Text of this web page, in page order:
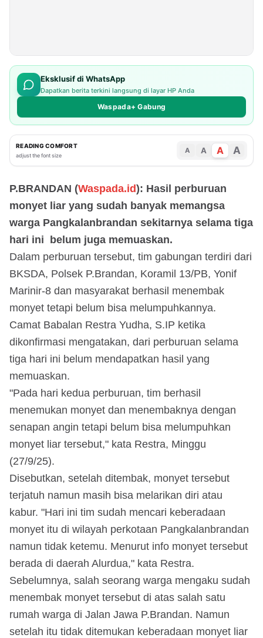
Eksklusif di WhatsApp
Dapatkan berita terkini langsung di layar HP Anda
Waspada+ Gabung
READING COMFORT
adjust the font size
A A A A
P.BRANDAN (Waspada.id): Hasil perburuan
monyet liar yang sudah banyak memangsa
warga Pangkalanbrandan sekitarnya selama tiga
hari ini belum juga memuaskan.
Dalam perburuan tersebut, tim gabungan terdiri dari
BKSDA, Polsek P.Brandan, Koramil 13/PB, Yonif
Marinir-8 dan masyarakat berhasil menembak
monyet tetapi belum bisa melumpuhkannya.
Camat Babalan Restra Yudha, S.IP ketika
dikonfirmasi mengatakan, dari perburuan selama
tiga hari ini belum mendapatkan hasil yang
memuaskan.
"Pada hari kedua perburuan, tim berhasil
menemukan monyet dan menembaknya dengan
senapan angin tetapi belum bisa melumpuhkan
monyet liar tersebut," kata Restra, Minggu
(27/9/25).
Disebutkan, setelah ditembak, monyet tersebut
terjatuh namun masih bisa melarikan diri atau
kabur. "Hari ini tim sudah mencari keberadaan
monyet itu di wilayah perkotaan Pangkalanbrandan
namun tidak ketemu. Menurut info monyet tersebut
berada di daerah Alurdua," kata Restra.
Sebelumnya, salah seorang warga mengaku sudah
menembak monyet tersebut di atas salah satu
rumah warga di Jalan Jawa P.Brandan. Namun
setelah itu tidak ditemukan keberadaan monyet liar